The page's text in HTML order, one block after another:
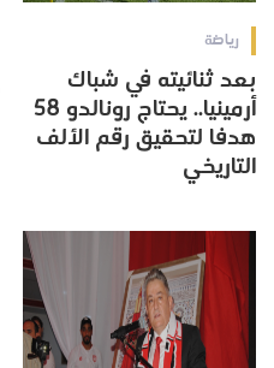
رياضة
بعد ثنائيته في شباك
أرمينيا.. يحتاج رونالدو 58
هدفا لتحقيق رقم الألف
التاريخي